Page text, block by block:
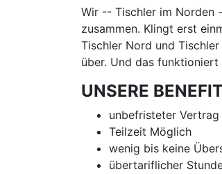
Wir -- Tischler im Norden
zusammen. Klingt erst
Tischler Nord und
über. Und das
UNSERE
unbefristeter Vertrag
Teilzeit Möglich
wenig bis keine
übertariflicher